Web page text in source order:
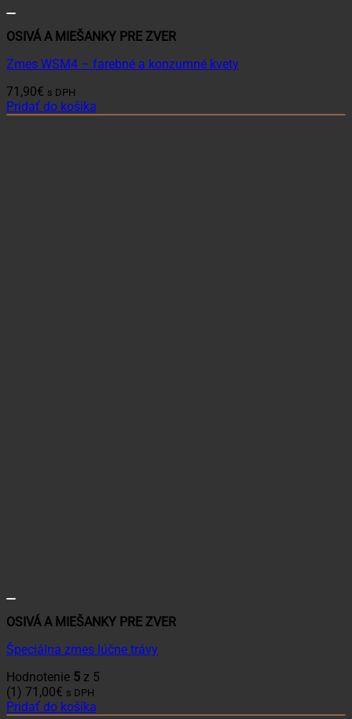
OSIVÁ A MIEŠANKY PRE ZVER
Zmes WSM4 – farebné a konzumné kvety
71,90€ s DPH
Pridať do košíka
OSIVÁ A MIEŠANKY PRE ZVER
Špeciálna zmes lúčne trávy
Hodnotenie 5 z 5
(1) 71,00€ s DPH
Pridať do košíka